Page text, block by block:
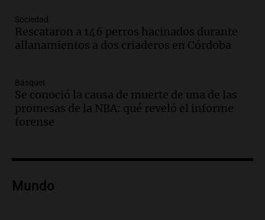
Audio.
en la Sociedad Rural de Bulaya con
actividades para toda la familia
Audio.
edificios y una casa del estudiante para
jóvenes de la región
Panorama Federal
Audio.Preparativos finales para la gran
Bulaya este sábado
Sociedad
Rescataron a 146 perros hacinados durante
allanamientos a dos criaderos en Córdoba
Básquet
Se conoció la causa de muerte de una de las
promesas de la NBA: qué reveló el informe
forense
Mundo